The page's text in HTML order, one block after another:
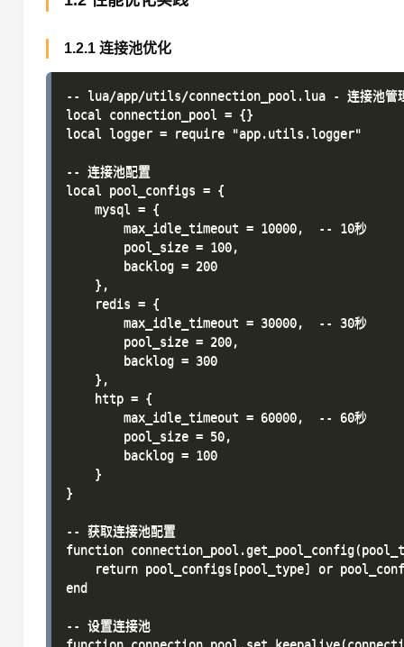
1.2.1 连接池优化
-- lua/app/utils/connection_pool.lua - 连接池管
local connection_pool = {}
local logger = require "app.utils.logger"
-- 连接池配置
local pool_configs = {
    mysql = {
        max_idle_timeout = 10000,  -- 10秒
        pool_size = 100,
        backlog = 200
    },
    redis = {
        max_idle_timeout = 30000,  -- 30秒
        pool_size = 200,
        backlog = 300
    },
    http = {
        max_idle_timeout = 60000,  -- 60秒
        pool_size = 50,
        backlog = 100
    }
}
-- 获取连接池配置
function
return pool_configs[pool_type] or
end
-- 设置连接池